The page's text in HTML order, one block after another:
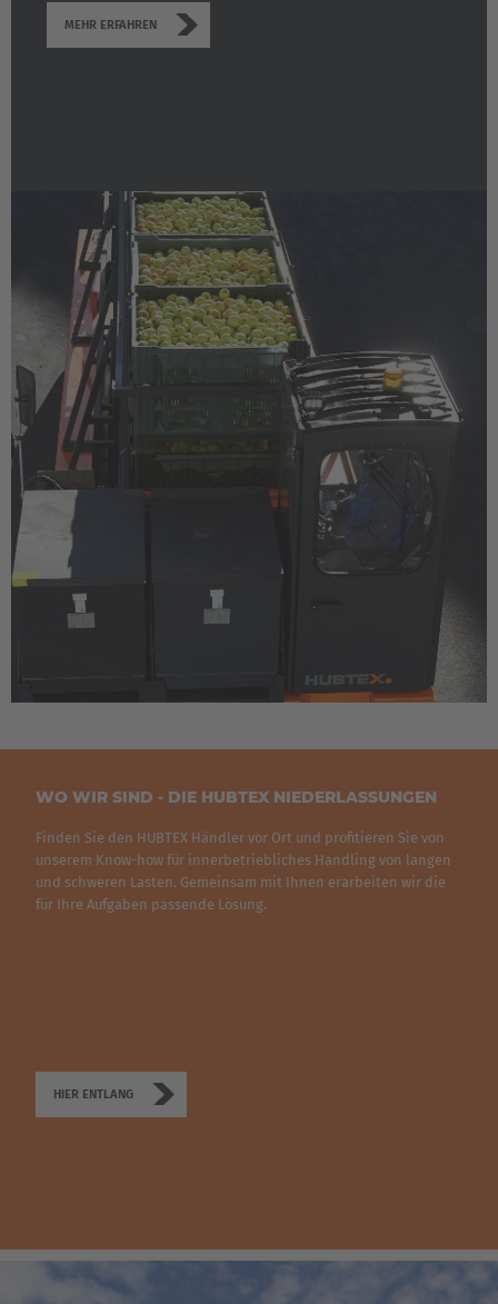
Belgium
Nederlands
Français Deutsch
Česká republika
Deutschland
Deutsch
España
Español
France
Français
Great Britain
Français Deutsch
Nederland
Polska
Polski
English Neutral
MEHR ERFAHREN
WO WIR SIND - DIE HUBTEX NIEDERLASSUNGEN
Finden Sie den HUBTEX Händler vor Ort und profitieren Sie von
unserem Know-how für innerbetriebliches Handling von langen
und schweren Lasten. Gemeinsam mit Ihnen erarbeiten wir die
für Ihre Aufgaben passende Lösung.
HIER ENTLANG